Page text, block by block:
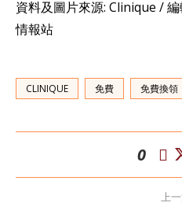
資料及圖片來源: Clinique /
情報站
CLINIQUE 免費 免費換領
0
上